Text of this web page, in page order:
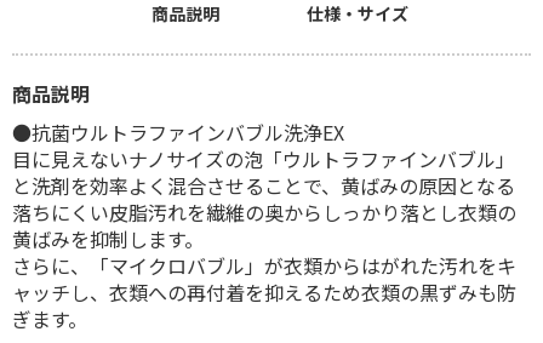
商品説明 仕様・サイズ
商品説明
●抗菌ウルトラファインバブル洗浄EX
目に見えないナノサイズの泡「ウルトラファインバブル」
と洗剤を効率よく混合させることで、黄ばみの原因となる
落ちにくい皮脂汚れを繊維の奥からしっかり落とし衣類の
黄ばみを抑制します。
さらに、「マイクロバブル」が衣類からはがれた汚れをキ
ャッチし、衣類への再付着を抑えるため衣類の黒ずみも防
ぎます。